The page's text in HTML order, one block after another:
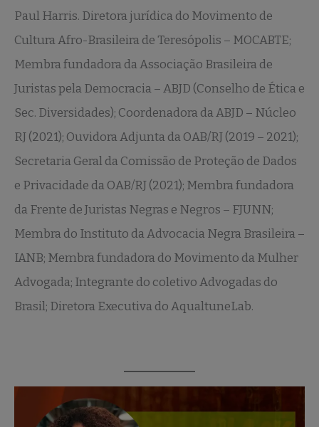
Paul Harris. Diretora jurídica do Movimento de
Cultura Afro-Brasileira de Teresópolis – MOCABTE;
Membra fundadora da Associação Brasileira de
Juristas pela Democracia – ABJD (Conselho de Ética e
Sec. Diversidades); Coordenadora da ABJD – Núcleo
RJ (2021); Ouvidora Adjunta da OAB/RJ (2019 – 2021);
Secretaria Geral da Comissão de Proteção de Dados
e Privacidade da OAB/RJ (2021); Membra fundadora
da Frente de Juristas Negras e Negros – FJUNN;
Membra do Instituto da Advocacia Negra Brasileira –
IANB; Membra fundadora do Movimento da Mulher
Advogada; Integrante do coletivo Advogadas do
Brasil; Diretora Executiva do AqualtuneLab.